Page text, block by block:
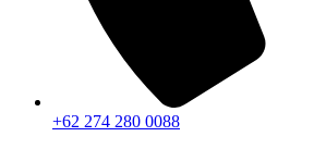
+62 274 280 0088